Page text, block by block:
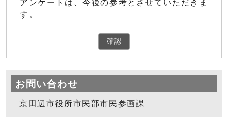
アンケートは、今後の参考とさせていただきま
す。
確認
お問い合わせ
京田辺市役所市民部市民参画課